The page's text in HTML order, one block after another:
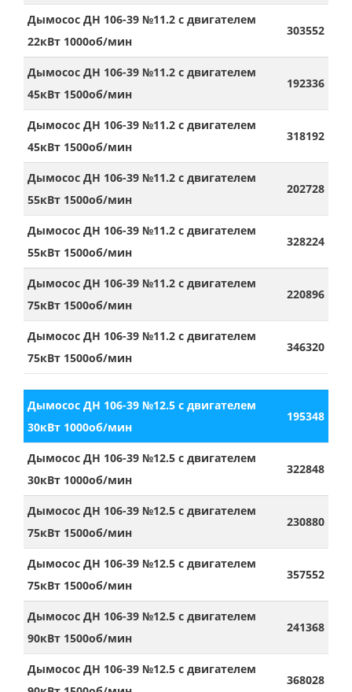
Дымосос ДН 106-39 №11.2 с двигателем
22кВт 1000об/мин
303552
Дымосос ДН 106-39 №11.2 с двигателем
45кВт 1500об/мин
192336
Дымосос ДН 106-39 №11.2 с двигателем
45кВт 1500об/мин
318192
Дымосос ДН 106-39 №11.2 с двигателем
55кВт 1500об/мин
202728
Дымосос ДН 106-39 №11.2 с двигателем
55кВт 1500об/мин
328224
Дымосос ДН 106-39 №11.2 с двигателем
75кВт 1500об/мин
220896
Дымосос ДН 106-39 №11.2 с двигателем
75кВт 1500об/мин
346320
Дымосос ДН 106-39 №12.5 с двигателем
30кВт 1000об/мин
195348
Дымосос ДН 106-39 №12.5 с двигателем
30кВт 1000об/мин
322848
Дымосос ДН 106-39 №12.5 с двигателем
75кВт 1500об/мин
230880
Дымосос ДН 106-39 №12.5 с двигателем
75кВт 1500об/мин
357552
Дымосос ДН 106-39 №12.5 с двигателем
90кВт 1500об/мин
241368
Дымосос ДН 106-39 №12.5 с двигателем
368028